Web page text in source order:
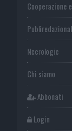
Cooperazione
Necrologie
Chi siamo
Abbonati
Login